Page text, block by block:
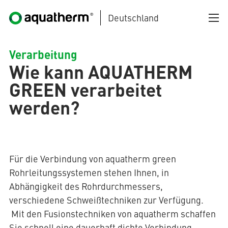
Deutschland
AQUATHERM BLUE
AQUATHERM GREEN
(current)
Verarbeitung
Wie kann AQUATHERM
GREEN verarbeitet
werden?
Für die Verbindung von aquatherm green
Rohrleitungssystemen stehen Ihnen, in
Abhängigkeit des Rohrdurchmessers,
verschiedene Schweißtechniken zur Verfügung.
Mit den Fusionstechniken von aquatherm schaffen